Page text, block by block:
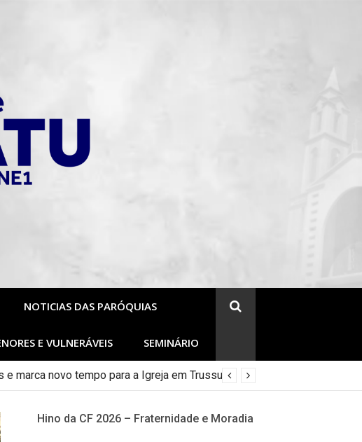
NOTICIAS DAS PARÓQUIAS
E VULNERÁVEIS SEMINÁRIO
marca novo tempo para a Igreja em Trussu
Hino da CF 2026 – Fraternidade e Moradia